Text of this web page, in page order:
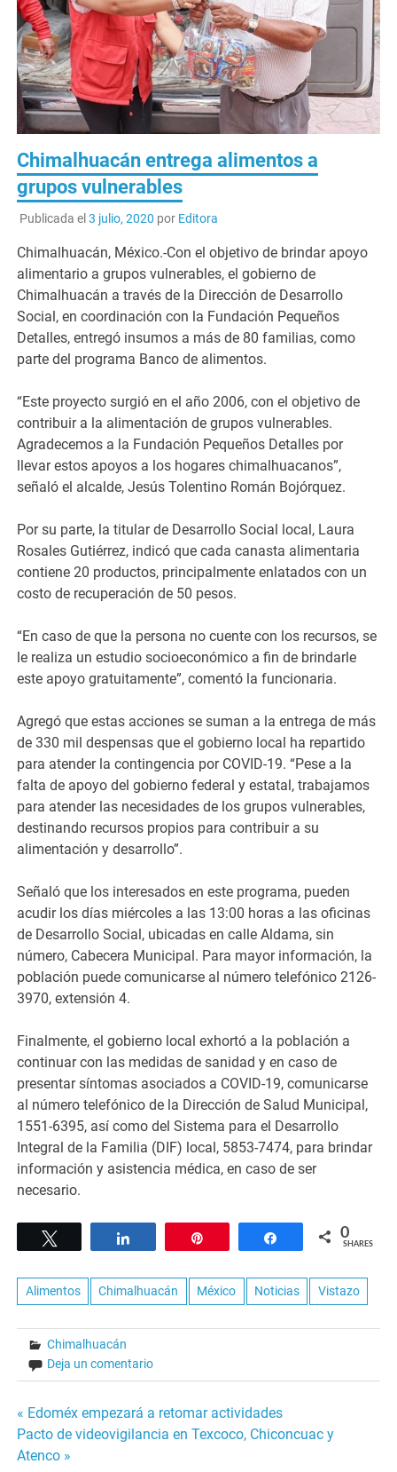
Chimalhuacán entrega alimentos a
grupos vulnerables
Publicada el3 julio, 2020 por Editora
Chimalhuacán, México.-Con el objetivo de brindar apoyo
alimentario a grupos vulnerables, el gobierno de
Chimalhuacán a través de la Dirección de Desarrollo
Social, en coordinación con la Fundación Pequeños
Detalles, entregó insumos a más de 80 familias, como
parte del programa Banco de alimentos.
​“Este proyecto surgió en el año 2006, con el objetivo de
contribuir a la alimentación de grupos vulnerables.
Agradecemos a la Fundación Pequeños Detalles por
llevar estos apoyos a los hogares chimalhuacanos”,
señaló el alcalde, Jesús Tolentino Román Bojórquez.
​Por su parte, la titular de Desarrollo Social local, Laura
Rosales Gutiérrez, indicó que cada canasta alimentaria
contiene 20 productos, principalmente enlatados con un
costo de recuperación de 50 pesos.
​“En caso de que la persona no cuente con los recursos, se
le realiza un estudio socioeconómico a fin de brindarle
este apoyo gratuitamente”, comentó la funcionaria.
​Agregó que estas acciones se suman a la entrega de más
de 330 mil despensas que el gobierno local ha repartido
para atender la contingencia por COVID-19. “Pese a la
falta de apoyo del gobierno federal y estatal, trabajamos
para atender las necesidades de los grupos vulnerables,
destinando recursos propios para contribuir a su
alimentación y desarrollo”.
​Señaló que los interesados en este programa, pueden
acudir los días miércoles a las 13:00 horas a las oficinas
de Desarrollo Social, ubicadas en calle Aldama, sin
número, Cabecera Municipal. Para mayor información, la
población puede comunicarse al número telefónico 2126-
3970, extensión 4.
​Finalmente, el gobierno local exhortó a la población a
continuar con las medidas de sanidad y en caso de
presentar síntomas asociados a COVID-19, comunicarse
al número telefónico de la Dirección de Salud Municipal,
1551-6395, así como del Sistema para el Desarrollo
Integral de la Familia (DIF) local, 5853-7474, para brindar
información y asistencia médica, en caso de ser
necesario.
Share 0
SHARES
Alimentos Chimalhuacán México Noticias Vistazo
Chimalhuacán
Deja un comentario
Navegación
de
« Edoméx empezará a retomar actividades
Pacto de videovigilancia en Texcoco, Chiconcuac y
Atenco »